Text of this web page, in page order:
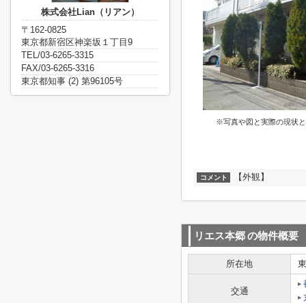
※写真や図と実際の現状
コメント 【外観】
リエス本郷の物件概要
所在地
交通
株式会社Lian（リアン）
〒162-0825
東京都新宿区神楽坂１丁目9
TEL/03-6265-3315
FAX/03-6265-3316
東京都知事 (2) 第96105号